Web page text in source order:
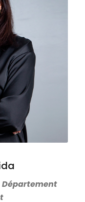
Département